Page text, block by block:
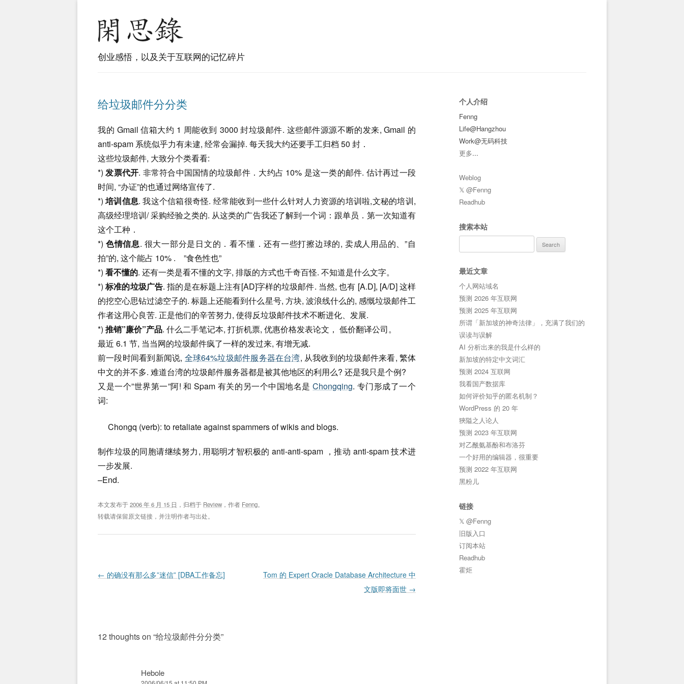
创业感悟，以及关于互联网的记忆碎片
给垃圾邮件分分类
我的 Gmail 信箱大约 1 周能收到 3000 封垃圾邮件. 这些邮件源源不断的发来, Gmail 的
anti-spam 系统似乎力有未逮, 经常会漏掉. 每天我大约还要手工归档 50 封．
这些垃圾邮件, 大致分个类看看:
*)发票代开. 非常符合中国国情的垃圾邮件．大约占 10% 是这一类的邮件. 估计再过一段
时间, “办证”的也通过网络宣传了.
*)培训信息. 我这个信箱很奇怪. 经常能收到一些什么针对人力资源的培训啦,文秘的培训,
高级经理培训/ 采购经验之类的. 从这类的广告我还了解到一个词：跟单员．第一次知道有
这个工种．
*) 色情信息. 很大一部分是日文的．看不懂．还有一些打擦边球的, 卖成人用品的、”自
拍”的, 这个能占 10% . ”食色性也”
*) 看不懂的. 还有一类是看不懂的文字, 排版的方式也千奇百怪. 不知道是什么文字。
*)标准的垃圾广告. 指的是在标题上注有[AD]字样的垃圾邮件. 当然, 也有 [A.D], [A/D] 这样
的挖空心思钻过滤空子的. 标题上还能看到什么星号, 方块, 波浪线什么的, 感慨垃圾邮件工
作者这用心良苦. 正是他们的辛苦努力, 使得反垃圾邮件技术不断进化、发展.
*) 推销”廉价”产品. 什么二手笔记本, 打折机票, 优惠价格发表论文， 低价翻译公司。
最近 6.1 节, 当当网的垃圾邮件疯了一样的发过来, 有增无减.
前一段时间看到新闻说, 全球64%垃圾邮件服务器在台湾, 从我收到的垃圾邮件来看, 繁体
中文的并不多. 难道台湾的垃圾邮件服务器都是被其他地区的利用么? 还是我只是个例?
又是一个”世界第一”阿! 和 Spam 有关的另一个中国地名是Chongqing. 专门形成了一个
词:
Chongq (verb): to retaliate against spammers of wikis and blogs.
制作垃圾的同胞请继续努力, 用聪明才智积极的 anti-anti-spam ，推动 anti-spam 技术进
一步发展.
–End.
本文发布于2006 年 6 月 15 日 ，归档于 Review ，作者 Fenng。
转载请保留原文链接，并注明作者与出处。
Post navigation
← 的确没有那么多”迷信” [DBA工作备忘]
Tom 的 Expert Oracle Database Architecture 中
文版即将面世 →
12 thoughts on “给垃圾邮件分分类”
Hebole
个人介绍
Fenng
Life@Hangzhou
Work@无码科技
更多...
Weblog
𝕏 @Fenng
Readhub
搜索本站
for:
最近文章
个人网站域名
预测 2026 年互联网
预测 2025 年互联网
所谓「新加坡的神奇法律」，充满了我们的
误读与误解
AI 分析出来的我是什么样的
新加坡的特定中文词汇
预测 2024 互联网
我看国产数据库
如何评价知乎的匿名机制？
WordPress 的 20 年
狹隘之人论人
预测 2023 年互联网
对乙酰氨基酚和布洛芬
一个好用的编辑器，很重要
预测 2022 年互联网
黑粉儿
链接
𝕏 @Fenng
旧版入口
订阅本站
Readhub
霍炬